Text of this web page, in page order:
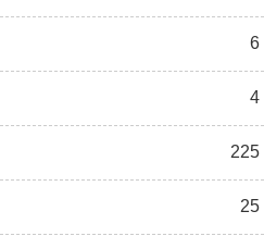
6
4
225
25